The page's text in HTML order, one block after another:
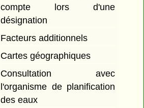
compte lors d'une
désignation
Facteurs additionnels
Cartes géographiques
Consultation avec
l'organisme de planification
des eaux